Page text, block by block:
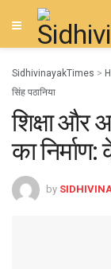
SidhivinayakTimes >
सिंह पठानिया
शिक्षा और
का
by